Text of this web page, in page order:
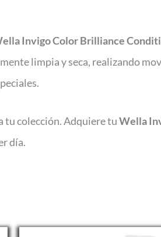
Invigo Color Brilliance
limpia y seca, realizando
tu colección. Adquiere tuWella
día.